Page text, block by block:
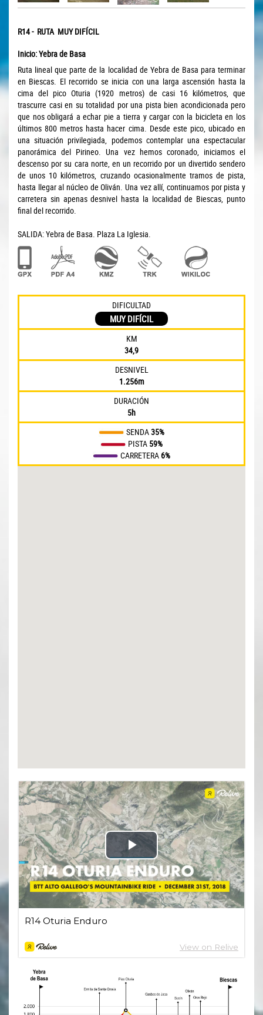
R14 - RUTA MUY DIFÍCIL
Inicio: Yebra de Basa
Ruta lineal que parte de la localidad de Yebra de Basa para terminar
en Biescas. El recorrido se inicia con una larga ascensión hasta la
cima del pico Oturia (1920 metros) de casi 16 kilómetros, que
trascurre casi en su totalidad por una pista bien acondicionada pero
que nos obligará a echar pie a tierra y cargar con la bicicleta en los
últimos 800 metros hasta hacer cima. Desde este pico, ubicado en
una situación privilegiada, podemos contemplar una espectacular
panorámica del Pirineo. Una vez hemos coronado, iniciamos el
descenso por su cara norte, en un recorrido por un divertido sendero
de unos 10 kilómetros, cruzando ocasionalmente tramos de pista,
hasta llegar al núcleo de Oliván. Una vez allí, continuamos por pista y
carretera sin apenas desnivel hasta la localidad de Biescas, punto
final del recorrido.
SALIDA: Yebra de Basa. Plaza La Iglesia.
DIFICULTAD
MUY DIFÍCIL
KM
34,9
DESNIVEL
1.256m
DURACIÓN
5h
SENDA35%
PISTA 59%
CARRETERA 6%